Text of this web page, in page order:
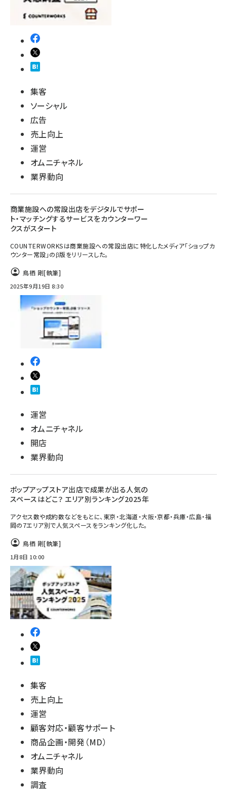
集客
ソーシャル
広告
売上向上
運営
オムニチャネル
業界動向
商業施設への常設出店をデジタルでサポー
ト・マッチングするサービスをカウンターワー
クスがスタート
COUNTERWORKSは商業施設への常設出店に特化したメディア「ショップカ
ウンター常設」のβ版をリリースした。
鳥栖 剛[執筆]
2025年9月19日 8:30
運営
オムニチャネル
開店
業界動向
ポップアップストア出店で成果が出る人気の
スペースはどこ？ エリア別ランキング2025年
アクセス数や成約数などをもとに、東京・北海道・大阪・京都・兵庫・広島・福
岡の7エリア別で人気スペースをランキング化した。
鳥栖 剛[執筆]
1月8日 10:00
集客
売上向上
運営
顧客対応・顧客サポート
商品企画・開発（MD）
オムニチャネル
業界動向
調査